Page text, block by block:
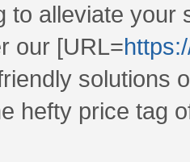
to alleviate your
our [URL=
solutions
hefty price tag